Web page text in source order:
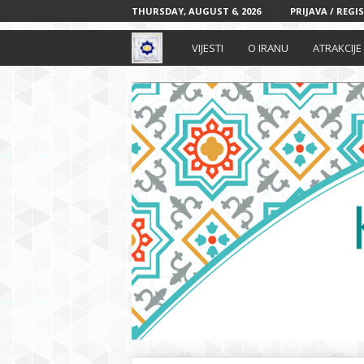
THURSDAY, AUGUST 6, 2026 PRIJAVA /
r
a
n
s
k
i
k
VIJESTI O IRANU ATRAKCIJE